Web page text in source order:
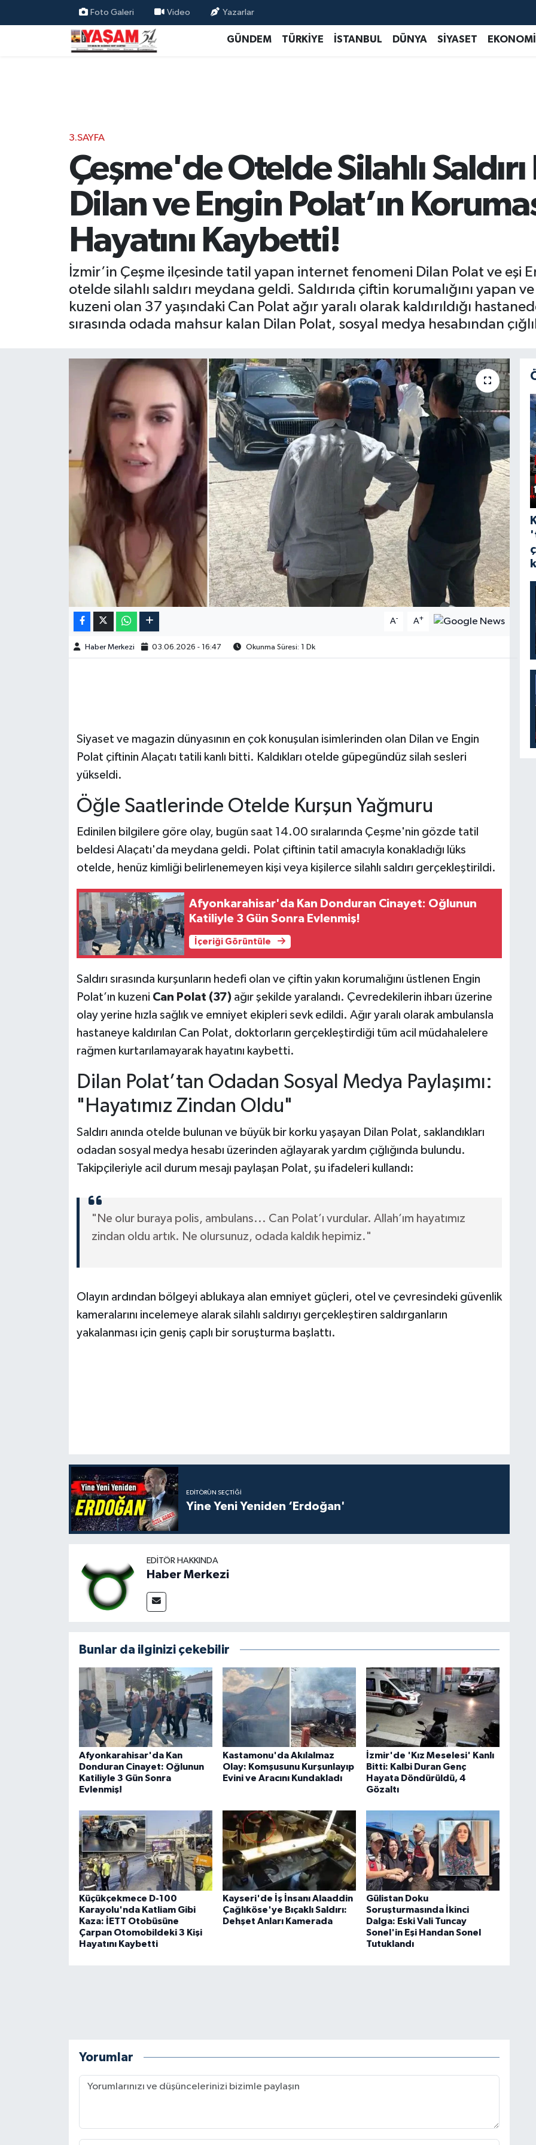
Foto Galeri Video Yazarlar
GÜNDEM TÜRKİYE İSTANBUL DÜNYA SİYASET EKONOMİ
3.SAYFA
Çeşme'de Otelde Silahlı
Dilan ve Engin Polat’ın
Hayatını Kaybetti!
İzmir’in Çeşme ilçesinde tatil yapan internet fenomeni Dilan Polat ve eşi
otelde silahlı saldırı meydana geldi. Saldırıda çiftin korumalığını yapan
kuzeni olan 37 yaşındaki Can Polat ağır yaralı olarak kaldırıldığı
sırasında odada mahsur kalan Dilan Polat, sosyal medya hesabından
A- A+
Haber Merkezi 03.06.2026 - 16:47 Okunma Süresi: 1 Dk
Siyaset ve magazin dünyasının en çok konuşulan isimlerinden olan Dilan ve Engin
Polat çiftinin Alaçatı tatili kanlı bitti. Kaldıkları otelde güpegündüz silah sesleri
yükseldi.
Öğle Saatlerinde Otelde Kurşun Yağmuru
Edinilen bilgilere göre olay, bugün saat 14.00 sıralarında Çeşme'nin gözde tatil
beldesi Alaçatı'da meydana geldi. Polat çiftinin tatil amacıyla konakladığı lüks
otelde, henüz kimliği belirlenemeyen kişi veya kişilerce silahlı saldırı gerçekleştirildi.
Afyonkarahisar'da Kan Donduran Cinayet: Oğlunun
Katiliyle 3 Gün Sonra Evlenmiş!
İçeriği Görüntüle
Saldırı sırasında kurşunların hedefi olan ve çiftin yakın korumalığını üstlenen Engin
Polat’ın kuzeni Can Polat (37)ağır şekilde yaralandı. Çevredekilerin ihbarı üzerine
olay yerine hızla sağlık ve emniyet ekipleri sevk edildi. Ağır yaralı olarak ambulansla
hastaneye kaldırılan Can Polat, doktorların gerçekleştirdiği tüm acil müdahalelere
rağmen kurtarılamayarak hayatını kaybetti.
Dilan Polat’tan Odadan Sosyal Medya Paylaşımı:
"Hayatımız Zindan Oldu"
Saldırı anında otelde bulunan ve büyük bir korku yaşayan Dilan Polat, saklandıkları
odadan sosyal medya hesabı üzerinden ağlayarak yardım çığlığında bulundu.
Takipçileriyle acil durum mesajı paylaşan Polat, şu ifadeleri kullandı:
"Ne olur buraya polis, ambulans... Can Polat’ı vurdular. Allah’ım hayatımız
zindan oldu artık. Ne olursunuz, odada kaldık hepimiz."
Olayın ardından bölgeyi ablukaya alan emniyet güçleri, otel ve çevresindeki güvenlik
kameralarını incelemeye alarak silahlı saldırıyı gerçekleştiren saldırganların
yakalanması için geniş çaplı bir soruşturma başlattı.
EDITÖRÜN SEÇTIĞI
Yine Yeni Yeniden ‘Erdoğan'
EDITÖR HAKKINDA
Haber Merkezi
Bunlar da ilginizi çekebilir
Afyonkarahisar'da Kan
Donduran Cinayet: Oğlunun
Katiliyle 3 Gün Sonra
Evlenmiş!
Kastamonu'da Akılalmaz
Olay: Komşusunu Kurşunlayıp
Evini ve Aracını Kundakladı
İzmir'de 'Kız Meselesi' Kanlı
Bitti: Kalbi Duran Genç
Hayata Döndürüldü, 4
Gözaltı
Küçükçekmece D-100
Karayolu'nda Katliam Gibi
Kaza: İETT Otobüsüne
Çarpan Otomobildeki 3 Kişi
Hayatını Kaybetti
Kayseri'de İş İnsanı Alaaddin
Çağlıköse'ye Bıçaklı Saldırı:
Dehşet Anları Kamerada
Gülistan Doku
Soruşturmasında İkinci
Dalga: Eski Vali Tuncay
Sonel'in Eşi Handan Sonel
Tutuklandı
Yorumlar